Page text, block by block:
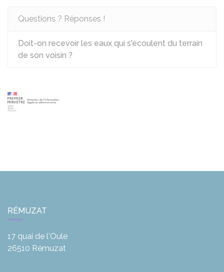
Questions ? Réponses !
Doit-on recevoir les eaux qui s'écoulent du terrain
de son voisin ?
RÉMUZAT
17 quai de l'Oule
26510 Rémuzat